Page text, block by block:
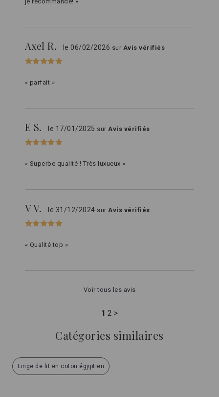
Axel R. le 06/02/2026 sur Avis vérifiés
« parfait »
E S. le 17/01/2025 surAvis vérifiés
« Superbe qualité ! Très luxueux »
V V. le 31/12/2024 surAvis vérifiés
« Qualité top »
Voir tous les avis
1 2 >
Catégories similaires
Linge de lit en coton égyptien